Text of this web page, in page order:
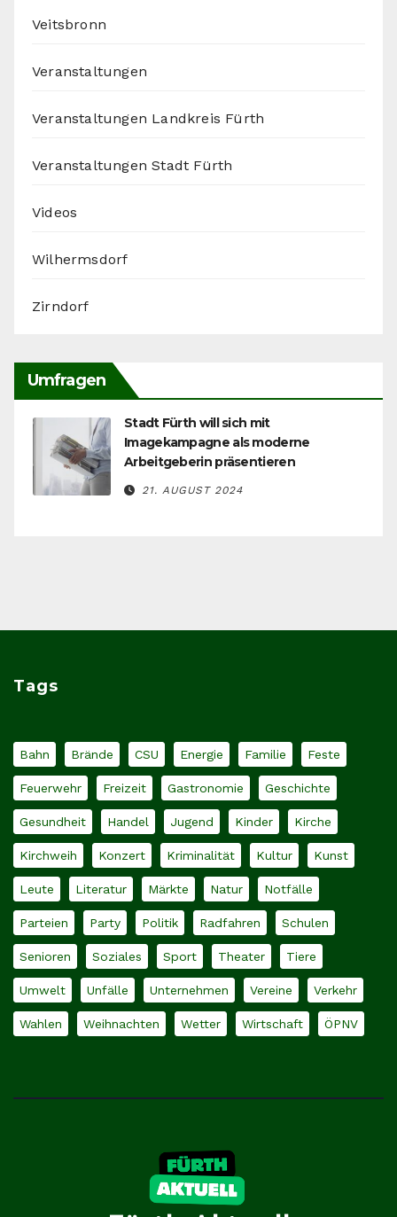
Veitsbronn
Veranstaltungen
Veranstaltungen Landkreis Fürth
Veranstaltungen Stadt Fürth
Videos
Wilhermsdorf
Zirndorf
Umfragen
Stadt Fürth will sich mit
Imagekampagne als moderne
Arbeitgeberin präsentieren
21. AUGUST 2024
Tags
Bahn Brände CSU Energie Familie Feste
Feuerwehr Freizeit Gastronomie Geschichte
Gesundheit Handel Jugend Kinder Kirche
Kirchweih Konzert Kriminalität Kultur Kunst
Leute Literatur Märkte Natur Notfälle
Parteien Party Politik Radfahren Schulen
Senioren Soziales Sport Theater Tiere
Umwelt Unfälle Unternehmen Vereine Verkehr
Wahlen Weihnachten Wetter Wirtschaft ÖPNV